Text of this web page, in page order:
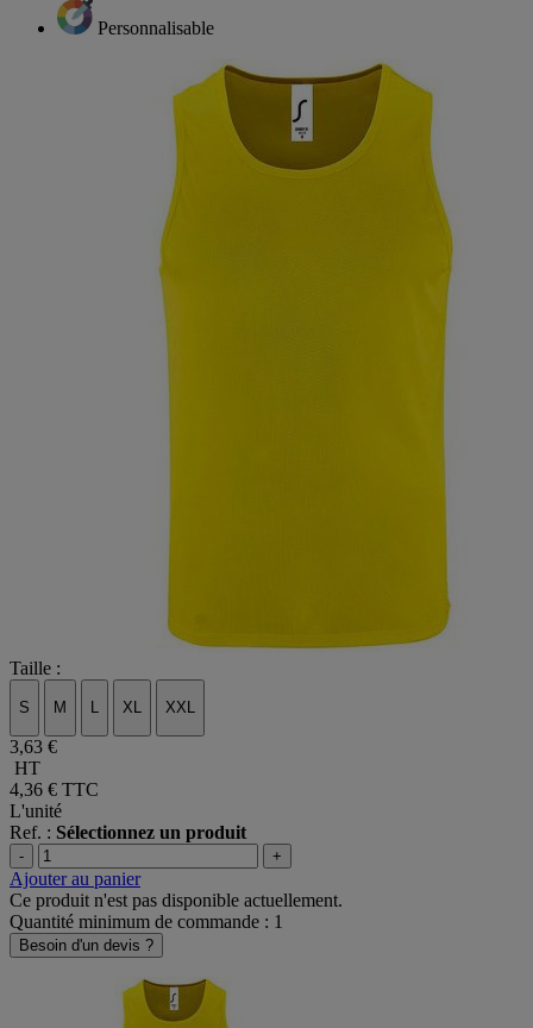
Personnalisable
Taille :
S M L XL XXL
3,63 €
HT
4,36 € TTC
L'unité
Ref. : Sélectionnez un produit
- +
Ajouter au panier
Ce produit n'est pas disponible actuellement.
Quantité minimum de commande : 1
Besoin d'un devis ?